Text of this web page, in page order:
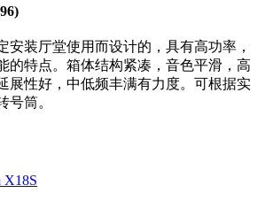
安装厅堂使用而设计的，具有高功率，
的特点。箱体结构紧凑，音色平滑，高
展性好，中低频丰满有力度。可根据实
号筒。